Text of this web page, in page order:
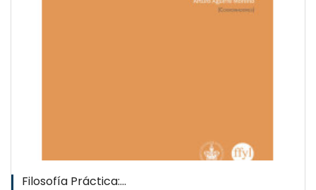
Filosofía Práctica:...